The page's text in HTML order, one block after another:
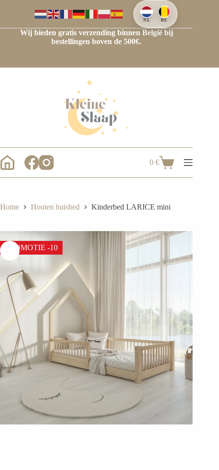
inhoud
NL BE
Wij bieden gratis verzending binnen België bij
bestellingen boven de 500€.
Winkelwagen
0€
Home Houten huisbed Kinderbed LARICE mini
PROMOTIE -10